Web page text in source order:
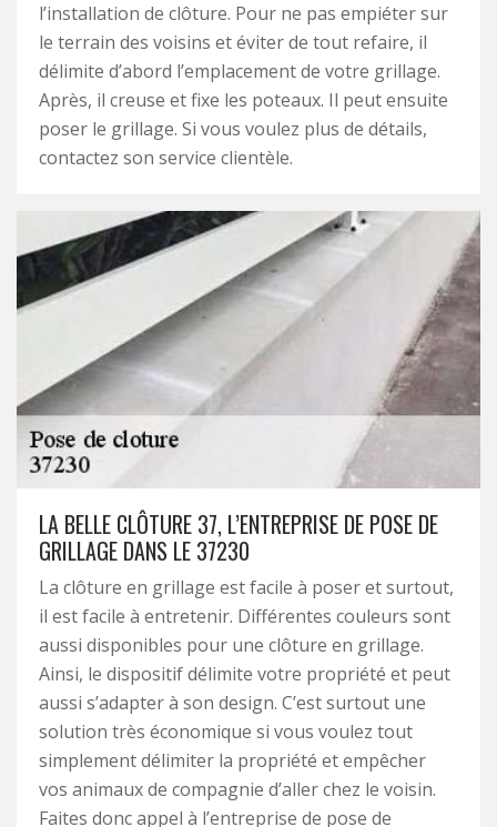
l’installation de clôture. Pour ne pas empiéter sur
le terrain des voisins et éviter de tout refaire, il
délimite d’abord l’emplacement de votre grillage.
Après, il creuse et fixe les poteaux. Il peut ensuite
poser le grillage. Si vous voulez plus de détails,
contactez son service clientèle.
LA BELLE CLÔTURE 37, L’ENTREPRISE DE POSE DE
GRILLAGE DANS LE 37230
La clôture en grillage est facile à poser et surtout,
il est facile à entretenir. Différentes couleurs sont
aussi disponibles pour une clôture en grillage.
Ainsi, le dispositif délimite votre propriété et peut
aussi s’adapter à son design. C’est surtout une
solution très économique si vous voulez tout
simplement délimiter la propriété et empêcher
vos animaux de compagnie d’aller chez le voisin.
Faites donc appel à l’entreprise de pose de